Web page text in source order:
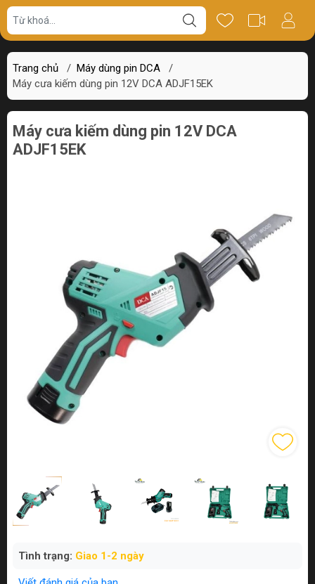
Trang chủ / Máy dùng pin DCA
/
Máy cưa kiếm dùng pin 12V DCA ADJF15EK
Giá bán Thông số Review
Máy cưa kiếm dùng pin 12V DCA
ADJF15EK
Tình trạng: Giao 1-2 ngày